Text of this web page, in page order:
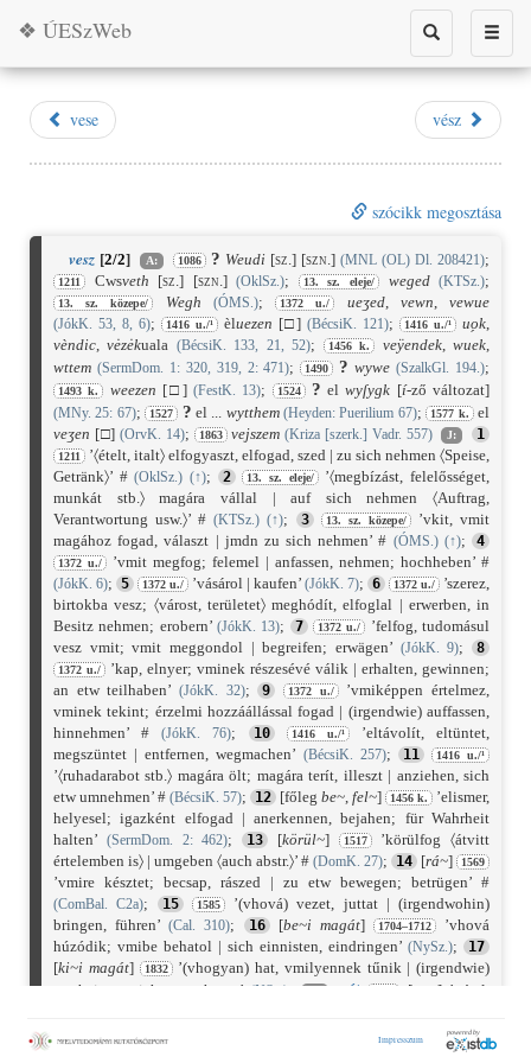
Toggle
Toggle
search
❖ ÚESzWeb
vese vész
szócikk megosztása
vesz [2/2] A: 1086 ? Weudi [sz.] [szn.] (MNL (OL) Dl. 208421);
1211 Cwsveth [sz.] [szn.] (OklSz.); 13. sz. eleje/ weged (KTSz.);
13. sz. közepe/ Wegh (ÓMS.); 1372 u./ ueʒed, vewn,vewue
(JókK. 53, 8, 6); 1416 u./¹ èluezen [□](BécsiK. 121); 1416 u./¹ uo̗k,
vèndic,vėzėkuala (BécsiK. 133, 21, 52); 1456 k. veÿendek,wuek,
wttem (SermDom. 1: 320, 319, 2: 471); 1490 ? wywe (SzalkGl. 194.);
1493 k. weezen [□] (FestK. 13); 1524 ? elwyſygk [í-ző változat]
(MNy. 25: 67); 1527 ? el ... wytthem (Heyden: Puerilium 67); 1577 k. el
veʒen [□](OrvK. 14); 1863 vejszem (Kriza [szerk.] Vadr. 557) J: 1
1211
’〈ételt, italt〉 elfogyaszt, elfogad, szed | zu sich nehmen 〈Speise,
Getränk〉’ #(OklSz.) (↑); 2 13. sz. eleje/ ’〈megbízást, felelősséget,
munkát stb.〉 magára vállal | auf sich nehmen 〈Auftrag,
Verantwortung usw.〉’ #(KTSz.) (↑); 3 13. sz. közepe/ ’vkit, vmit
magához fogad, választ | jmdn zu sich nehmen’ # (ÓMS.) (↑); 4
1372 u./ ’vmit megfog; felemel | anfassen, nehmen; hochheben’ #
(JókK. 6); 5 1372 u./ ’vásárol | kaufen’ (JókK. 7); 6 1372 u./
’szerez,
birtokba vesz; 〈várost, területet〉 meghódít, elfoglal | erwerben, in
Besitz nehmen; erobern’ (JókK. 13); 7 1372 u./
’felfog, tudomásul
vesz vmit; vmit meggondol | begreifen; erwägen’ (JókK. 9); 8
1372 u./
’kap, elnyer; vminek részesévé válik | erhalten, gewinnen;
an etw teilhaben’ (JókK. 32); 9 1372 u./ ’vmiképpen értelmez,
vminek tekint; érzelmi hozzáállással fogad | (irgendwie) auffassen,
hinnehmen’ #(JókK. 76); 10 1416 u./¹ ’eltávolít, eltüntet,
megszüntet | entfernen, wegmachen’ (BécsiK. 257); 11 1416 u./¹
’〈ruhadarabot stb.〉 magára ölt; magára terít, illeszt | anziehen, sich
etw umnehmen’ # (BécsiK. 57); 12 [főleg be~, fel~] 1456 k.
’elismer,
helyesel; igazként elfogad | anerkennen, bejahen; für Wahrheit
halten’ (SermDom. 2: 462); 13 [körül~] 1517 ’körülfog 〈átvitt
értelemben is〉 | umgeben 〈auch abstr.〉’ # (DomK. 27); 14 [rá~] 1569
’vmire késztet; becsap, rászed | zu etw bewegen; betrügen’ #
(ComBal. C2a); 15 1585 ’(vhová) vezet, juttat | (irgendwohin)
bringen, führen’(Cal. 310); 16 [be~i magát] 1704–1712 ’vhová
húzódik; vmibe behatol | sich einnisten, eindringen’ (NySz.); 17
[ki~i magát] 1832 ’(vhogyan) hat, vmilyennek tűnik | (irgendwie)
erscheinen, sich ausnehmen’ (NSz.) vét [szn.]’vétel,
(NSz.) ’kivett pénzösszeg | gekündigter Betrag’
utan ’elfogadás,